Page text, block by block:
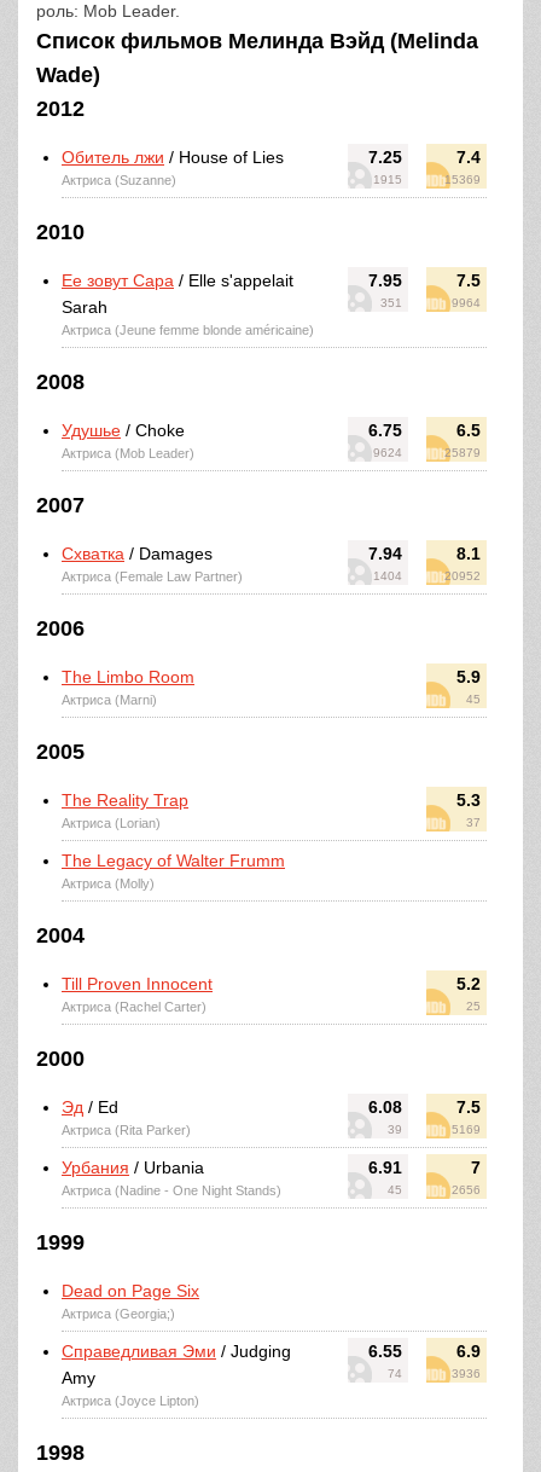
роль: Mob Leader.
Список фильмов Мелинда Вэйд (Melinda
Wade)
2012
7.25
1915
7.4
15369
Обитель лжи / House of Lies
Актриса (Suzanne)
2010
7.95
351
7.5
9964
Ее зовут Сара / Elle s'appelait
Sarah
Актриса (Jeune femme blonde américaine)
2008
6.75
9624
6.5
25879
Удушье / Choke
Актриса (Mob Leader)
2007
7.94
1404
8.1
20952
Схватка / Damages
Актриса (Female Law Partner)
2006
5.9
45
The Limbo Room
Актриса (Marni)
2005
5.3
37
The Reality Trap
Актриса (Lorian)
The Legacy of Walter Frumm
Актриса (Molly)
2004
5.2
25
Till Proven Innocent
Актриса (Rachel Carter)
2000
6.08
39
7.5
5169
Эд / Ed
Актриса (Rita Parker)
6.91
45
7
2656
Урбания / Urbania
Актриса (Nadine - One Night Stands)
1999
Dead on Page Six
Актриса (Georgia;)
6.55
74
6.9
3936
Справедливая Эми / Judging
Amy
Актриса (Joyce Lipton)
1998